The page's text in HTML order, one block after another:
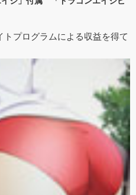
プログラムによる収益を得て